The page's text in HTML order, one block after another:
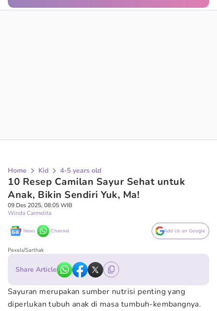
Home Kid 4-5 years old
10 Resep Camilan Sayur Sehat untuk
Anak, Bikin Sendiri Yuk, Ma!
09 Des 2025, 08:05 WIB
Winda Carmelita
News Channel Add Us on Google
Pexels/Sarthak
Share Article
Sayuran merupakan sumber nutrisi penting yang
diperlukan tubuh anak di masa tumbuh-kembangnya.